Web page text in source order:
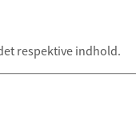
respektive indhold.